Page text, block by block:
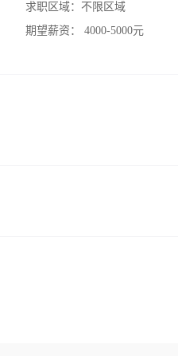
求职区域： 不限区域
期望薪资：
4000-5000元